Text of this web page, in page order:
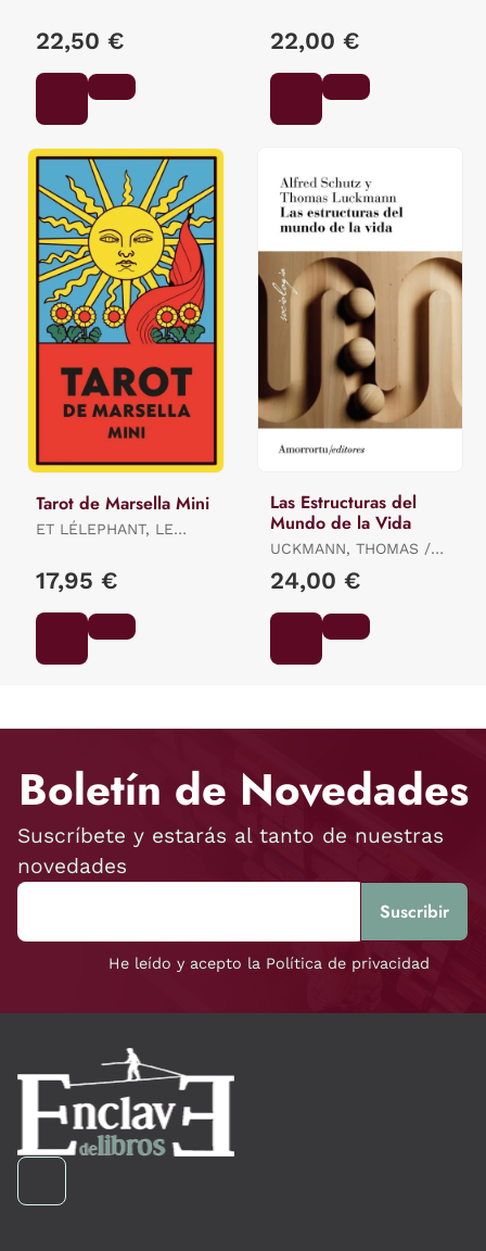
22,50 € 22,00 €
Tarot de Marsella Mini
ET LÉLEPHANT, LE
LE LOTUS / ET
LÉLEPHANT, LE LOTUS
17,95 €
Las Estructuras del
Mundo de la Vida
UCKMANN, THOMAS /
SCHUTZ ALFRED E
24,00 €
Boletín de Novedades
Suscríbete y estarás al tanto de nuestras
novedades
He leído y acepto la Política de privacidad